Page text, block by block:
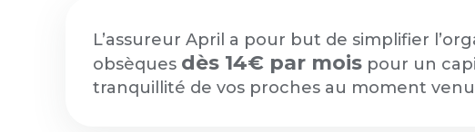
L’assureur April a pour but de simplifier
obsèques dès 14€ par mois pour un
tranquillité de vos proches au moment